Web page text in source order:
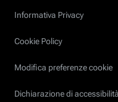
Informativa Privacy
Cookie Policy
Modifica preferenze cookie
Dichiarazione di accessibilità